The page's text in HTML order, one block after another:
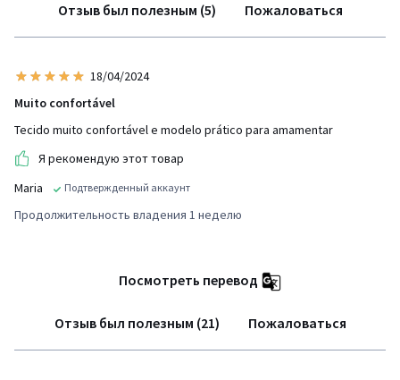
Отзыв был полезным (5) Пожаловаться
18/04/2024
Muito confortável
Tecido muito confortável e modelo prático para amamentar
Я рекомендую этот товар
Maria
Подтвержденный аккаунт
Продолжительность владения 1 неделю
Посмотреть перевод
Отзыв был полезным (21) Пожаловаться